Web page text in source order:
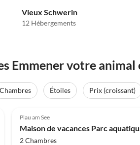
Vieux Schwerin
12 Hébergements
Emmener votre animal
Chambres Étoiles Prix (croissant)
Plau am See
2 Chambres